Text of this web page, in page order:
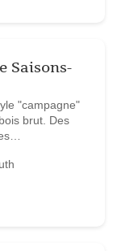
Saisons-
"campagne"
brut. Des